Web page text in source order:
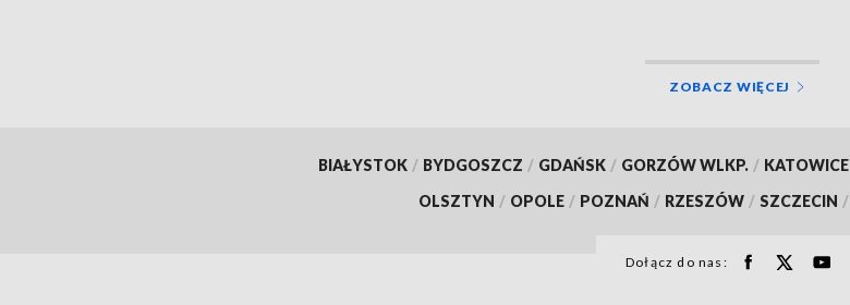
ZOBACZ WIĘCEJ
BIAŁYSTOK / BYDGOSZCZ / GDAŃSK / GORZÓW WLKP. / KATOWICE
OLSZTYN / OPOLE / POZNAŃ / RZESZÓW / SZCZECIN /
Dołącz do nas: